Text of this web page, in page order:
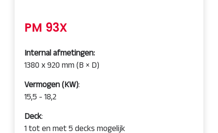
PM 93X
Internal afmetingen:
1380 x 920 mm (B × D)
Vermogen (KW):
15,5 - 18,2
Deck:
1 tot en met 5 decks mogelijk